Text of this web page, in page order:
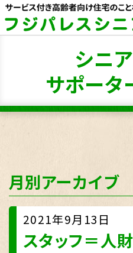
シニ
サポータ
月別アーカイブ
2021年9月13日
スタッフ＝人財